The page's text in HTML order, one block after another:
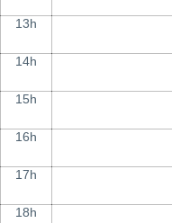
13h
14h
15h
16h
17h
18h